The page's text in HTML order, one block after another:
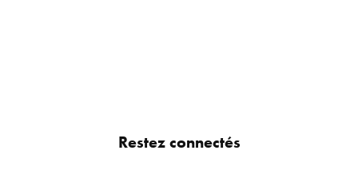
Restez connectés